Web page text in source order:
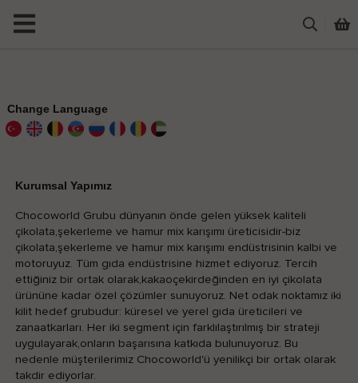
Change Language
Kurumsal Yapımız
Chocoworld Grubu dünyanın önde gelen yüksek kaliteli
çikolata,şekerleme ve hamur mix karışımı üreticisidir-biz
çikolata,şekerleme ve hamur mix karışımı endüstrisinin kalbi ve
motoruyuz. Tüm gıda endüstrisine hizmet ediyoruz. Tercih
ettiğiniz bir ortak olarak,kakaoçekirdeğinden en iyi çikolata
ürününe kadar özel çözümler sunuyoruz. Net odak noktamız iki
kilit hedef grubudur: küresel ve yerel gıda üreticileri ve
zanaatkarları. Her iki segment için farklılaştırılmış bir strateji
uygulayarak,onların başarısına katkıda bulunuyoruz. Bu
nedenle müşterilerimiz Chocoworld'ü yenilikçi bir ortak olarak
takdir ediyorlar.